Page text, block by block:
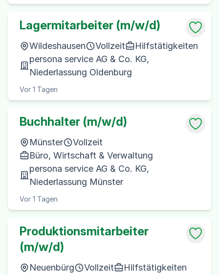
Lagermitarbeiter (m/w/d)
Wildeshausen Vollzeit
Hilfstätigkeiten
persona service AG & Co. KG,
Niederlassung Oldenburg
Vor 1 Tagen
Buchhalter (m/w/d)
Münster
Vollzeit
Büro, Wirtschaft & Verwaltung
persona service AG & Co. KG,
Niederlassung Münster
Vor 1 Tagen
Produktionsmitarbeiter
(m/w/d)
Neuenbürg Vollzeit
Hilfstätigkeiten